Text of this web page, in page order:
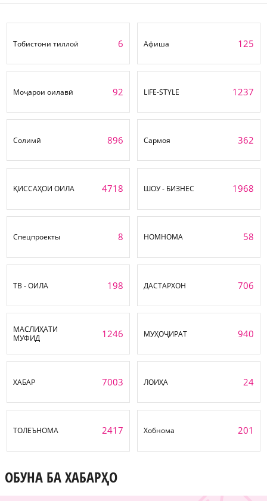
Тобистони тиллоӣ 6 Афиша 125
Моҷарои оилавӣ 92 LIFE-STYLE 1237
Солимӣ 896 Сармоя 362
ҚИССАҲОИ ОИЛА 4718 ШОУ - БИЗНЕС 1968
Спецпроекты 8 НОМНОМА 58
ТВ - ОИЛА 198 ДАСТАРХОН 706
МАСЛИҲАТИ
МУФИД
1246 МУҲОҶИРАТ 940
ХАБАР 7003 ЛОИҲА 24
ТОЛЕЪНОМА 2417 Хобнома 201
ОБУНА БА ХАБАРҲО